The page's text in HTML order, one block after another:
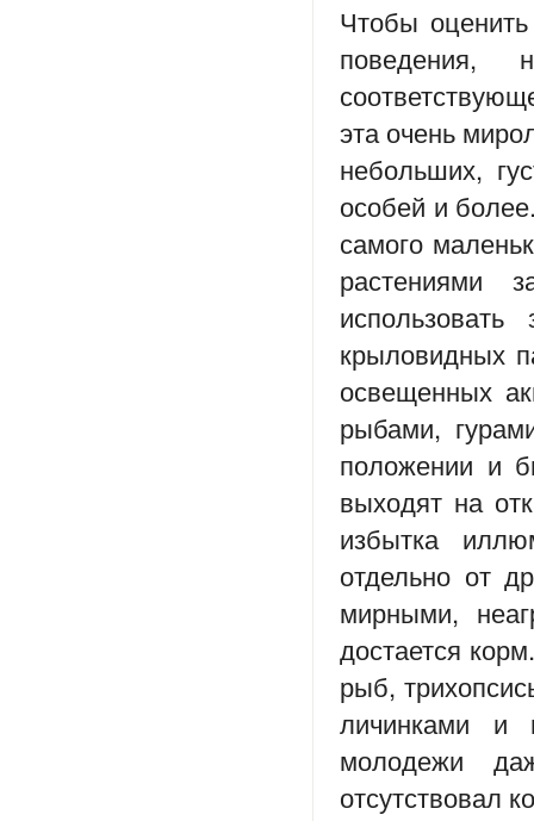
Чтобы
эта очень
небольших,
особей и
самого
растениями
крыловидных
освещенных
рыбами,
положении и
выходят на
избытка
отдельно от
мирными,
достается
рыб,
личинками и
молодежи
отсутствовал